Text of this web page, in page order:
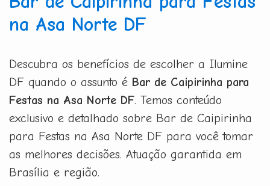
na Asa Norte DF
Descubra os benefícios de escolher a Ilumine
DF quando o assunto é Bar de Caipirinha para
Festas na Asa Norte DF. Temos conteúdo
exclusivo e detalhado sobre Bar de Caipirinha
para Festas na Asa Norte DF para você tomar
as melhores decisões. Atuação garantida em
Brasília e região.